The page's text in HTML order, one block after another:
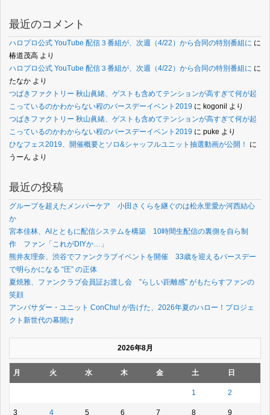
最近のコメント
ハロプロ公式 YouTube 配信３番組が、次週（4/22）から合同の特別番組に に
椿道茂高 より
ハロプロ公式 YouTube 配信３番組が、次週（4/22）から合同の特別番組に に
たなか より
つばきファクトリー 秋山眞緒、ゲストも含めてテンションが高すぎて何が起
こっているのかわからない程のバースデーイベント2019 に kogonil より
つばきファクトリー 秋山眞緒、ゲストも含めてテンションが高すぎて何が起
こっているのかわからない程のバースデーイベント2019 に puke より
ひなフェス2019、開催概要とソロ&シャッフルユニット抽選動画が公開！
に
うーん より
最近の投稿
グループを超えたメンバーケア 小田さくらを継ぐのは松永里愛か河西結心
か
宮本佳林、AIとともに配信システムを構築 10時間生配信の裏側を自ら制
作 ファン「これがDIYか…」
熊井友理奈、渋谷でファンクラブイベントを開催 33歳を迎えるバースデー
で明らかになる “圧” の正体
夏焼雅、ファンクラブ会員証お渡し会 ”らしい距離感” がもたらすファンの
笑顔
アンバサダー・ユニット ConChu! が告げた、2026年夏のハロー！プロジェ
クト新世代の幕開け
2026年8月
月 火 水 木 金 土 日
1 2
3 4 5 6 7 8 9